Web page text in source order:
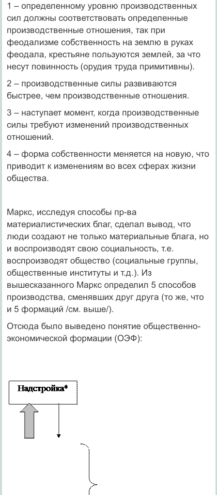
1 – определенному уровню производственных
сил должны соответствовать определенные
производственные отношения, так при
феодализме собственность на землю в руках
феодала, крестьяне пользуются землей, за что
несут повинность (орудия труда примитивны).
2 – производственные силы развиваются
быстрее, чем производственные отношения.
3 – наступает момент, когда производственные
силы требуют изменений производственных
отношений.
4 – форма собственности меняется на новую, что
приводит к изменениям во всех сферах жизни
общества.
Маркс, исследуя способы пр-ва
материалистических благ, сделал вывод, что
люди создают не только материальные блага, но
и воспроизводят свою социальность, т.е.
воспроизводят общество (социальные группы,
общественные институты и т.д.). Из
вышесказанного Маркс определил 5 способов
производства, сменявших друг друга (то же, что
и 5 формаций /см. выше/).
Отсюда было выведено понятие общественно-
экономической формации (ОЭФ):